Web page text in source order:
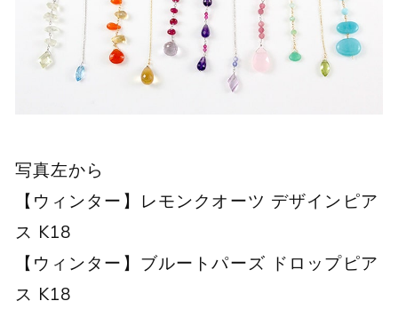
写真左から
【ウィンター】レモンクオーツ デザインピア
ス K18
【ウィンター】ブルートパーズ ドロップピア
ス K18